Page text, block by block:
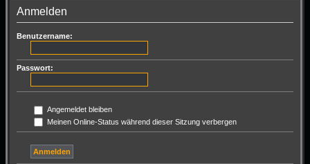
Anmelden
Benutzername:
Passwort:
Angemeldet bleiben
Meinen Online-Status während dieser Sitzung verbergen